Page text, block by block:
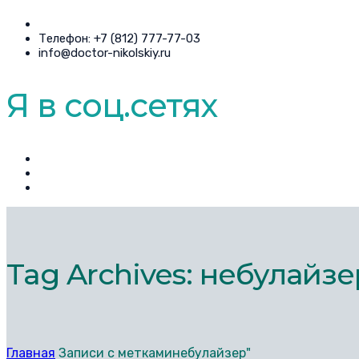
Телефон: +7 (812) 777-77-03
info@doctor-nikolskiy.ru
Я в соц.сетях
Tag Archives:
Главная Записи с меткаминебулайзер"